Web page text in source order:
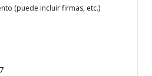
(puede incluir firmas, etc.)